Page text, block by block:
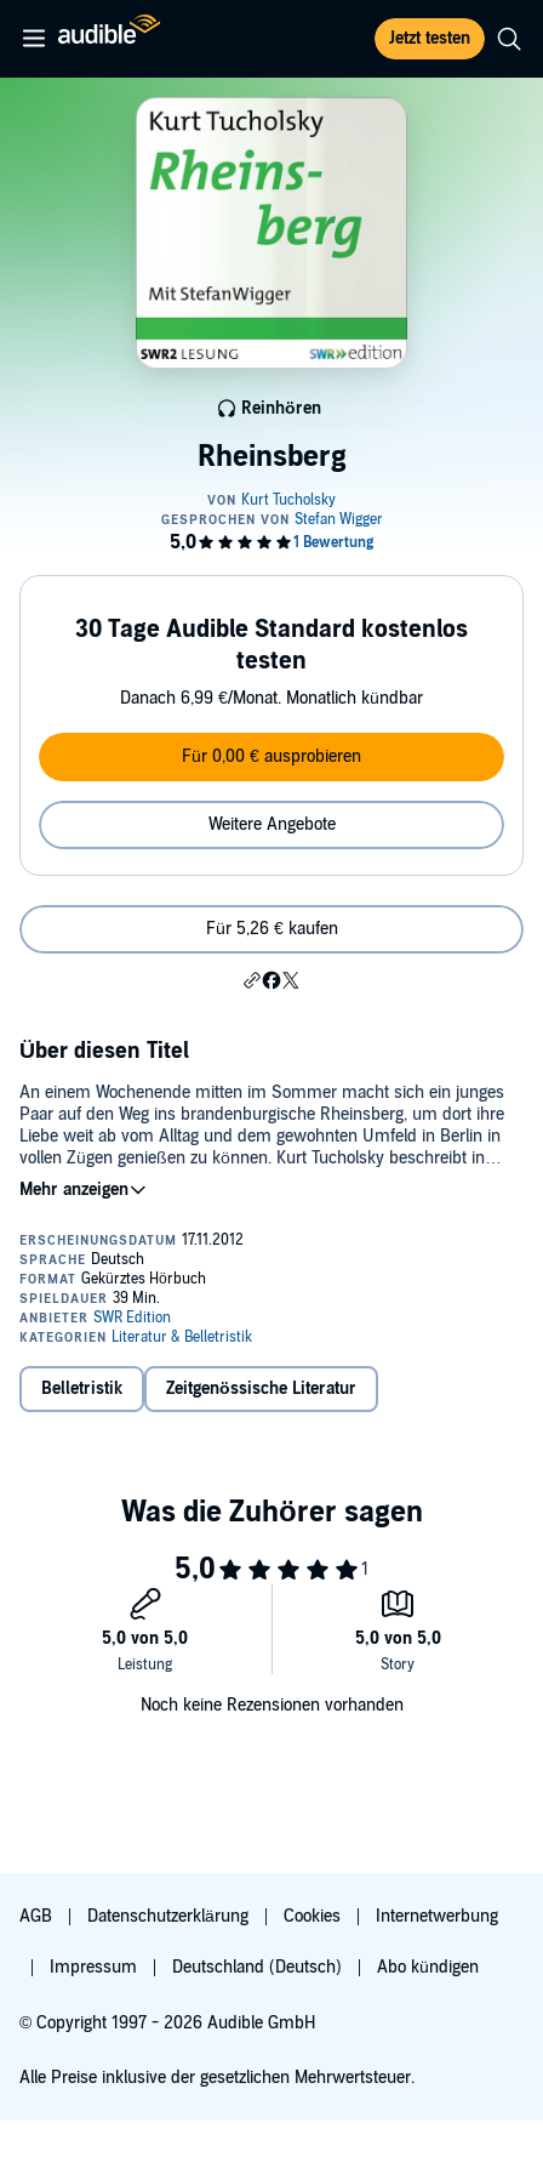
Jetzt testen
Rheinsberg
Reinhören
30 Tage Audible Standard kostenlos
testen
Danach 6,99 €/Monat. Monatlich kündbar
Für 0,00 € ausprobieren
Weitere Angebote
Für 5,26 € kaufen
Über diesen Titel
An einem Wochenende mitten im Sommer macht sich ein junges
Paar auf den Weg ins brandenburgische Rheinsberg, um dort ihre
Liebe weit ab vom Alltag und dem gewohnten Umfeld in Berlin in
vollen Zügen genießen zu können. Kurt Tucholsky beschreibt in
seinem Erstlingsroman aus dem Jahre 1912 in eindrucksvoller
Weise die Liebe von Claire und Wölfchen, die in der heutigen Zeit auf
Belletristik Zeitgenössische Literatur
Noch keine Rezensionen vorhanden
AGB Datenschutzerklärung Cookies Internetwerbung
Impressum Deutschland (Deutsch) Abo kündigen
© Copyright 1997 - 2026 Audible GmbH
Alle Preise inklusive der gesetzlichen Mehrwertsteuer.